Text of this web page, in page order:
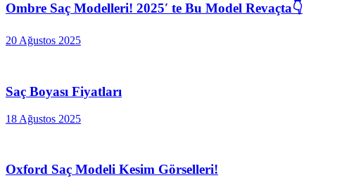
Ombre Saç Modelleri! 2025′ te Bu Model Revaçta👇
20 Ağustos 2025
Saç Boyası Fiyatları
18 Ağustos 2025
Oxford Saç Modeli Kesim Görselleri!